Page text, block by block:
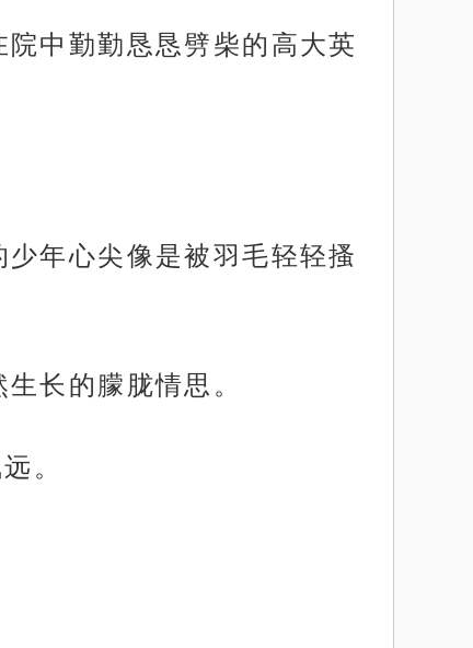
中勤勤恳恳劈柴的高大英
年心尖像是被羽毛轻轻搔
长的朦胧情思。
。